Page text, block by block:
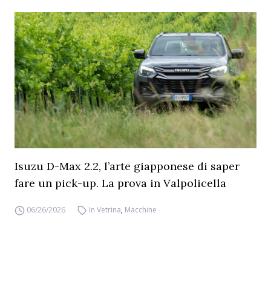
Isuzu D-Max 2.2, l’arte giapponese di saper
fare un pick-up. La prova in Valpolicella
06/26/2026 In Vetrina, Macchine